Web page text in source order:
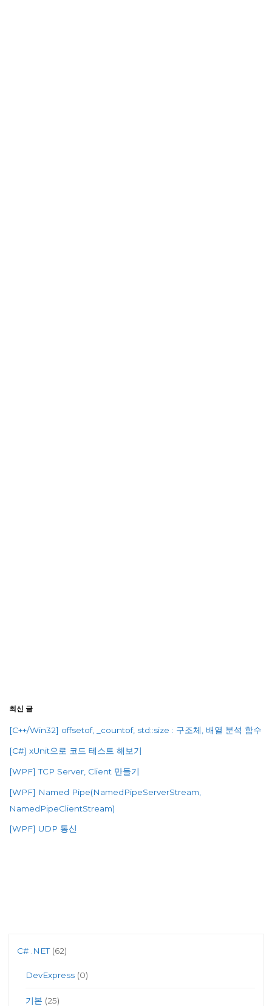
최신 글
[C++/Win32] offsetof, _countof, std::size : 구조체, 배열 분석 함수
[C#] xUnit으로 코드 테스트 해보기
[WPF] TCP Server, Client 만들기
[WPF] Named Pipe(NamedPipeServerStream,
NamedPipeClientStream)
[WPF] UDP 통신
C# .NET(62)
DevExpress(0)
기본 (25)